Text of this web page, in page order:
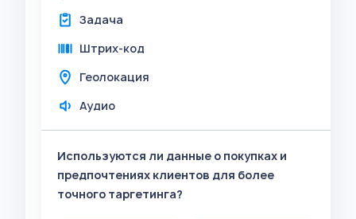
Задача
Штрих-код
Геолокация
Аудио
Используются ли данные о покупках и
предпочтениях клиентов для более
точного таргетинга?